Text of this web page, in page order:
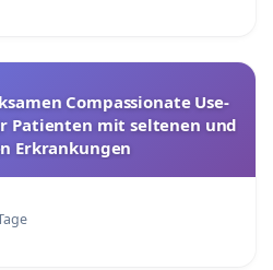
Compassionate Use-
Patienten mit seltenen und
Erkrankungen